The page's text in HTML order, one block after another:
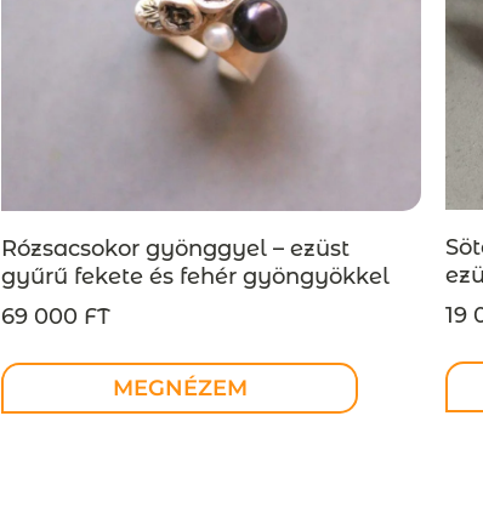
Rózsacsokor gyönggyel – ezüst
gyűrű fekete és fehér gyöngyökkel
– megrendelésre
69 000 FT
MEGNÉZEM
19